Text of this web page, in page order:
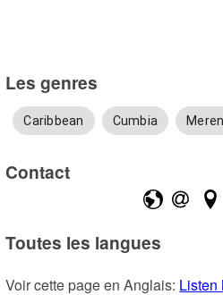
Les genres
Caribbean Cumbia
Contact
Toutes les langues
Voir cette page en Anglais: Listen